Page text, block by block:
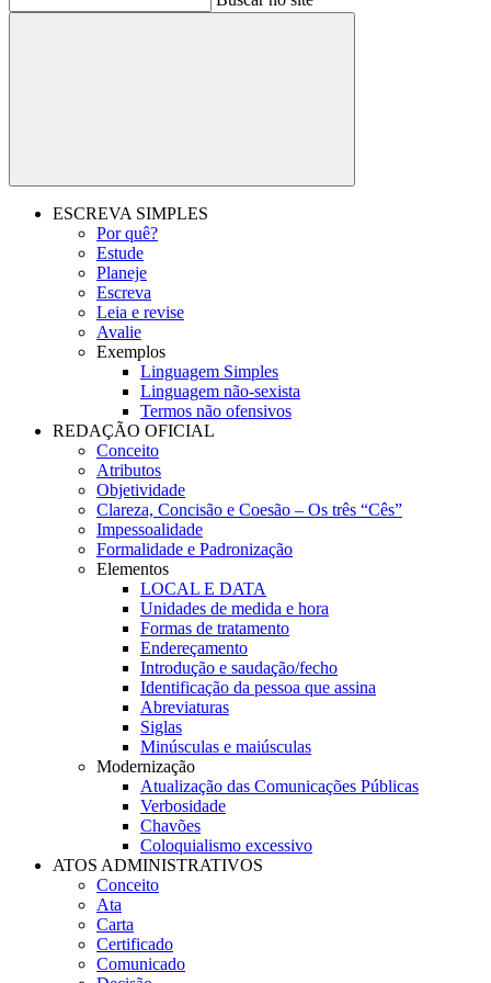
Buscar
ESCREVA SIMPLES
Por quê?
Estude
Planeje
Escreva
Leia e revise
Avalie
Exemplos
Linguagem Simples
Linguagem não-sexista
Termos não ofensivos
REDAÇÃO OFICIAL
Conceito
Atributos
Objetividade
Clareza, Concisão e Coesão – Os três “Cês”
Impessoalidade
Formalidade e Padronização
Elementos
LOCAL E DATA
Unidades de medida e hora
Formas de tratamento
Endereçamento
Introdução e saudação/fecho
Identificação da pessoa que assina
Abreviaturas
Siglas
Minúsculas e maiúsculas
Modernização
Atualização das Comunicações Públicas
Verbosidade
Chavões
Coloquialismo excessivo
ATOS ADMINISTRATIVOS
Conceito
Ata
Carta
Certificado
Comunicado